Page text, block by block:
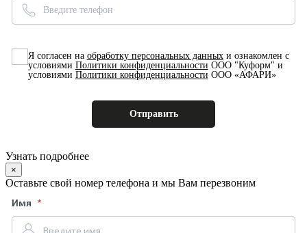
Я согласен на обработку персональных данныхи ознакомлен с
условиями Политики конфиденциальности ООО "Куформ" и
условиями Политики конфиденциальности ООО «АФАРИ»
Узнать подробнее
×
Оставьте свой номер телефона и мы Вам перезвоним
Имя